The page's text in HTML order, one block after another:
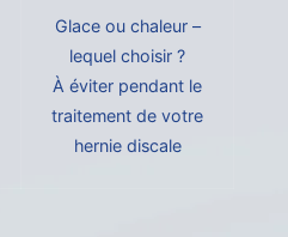
Glace ou chaleur –
lequel choisir ?
À éviter pendant le
traitement de votre
hernie discale